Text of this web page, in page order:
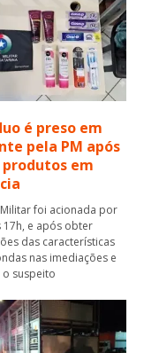
é preso em
pela PM após
em
foi acionada por
17h, e após obter
das características
nas imediações e
suspeito